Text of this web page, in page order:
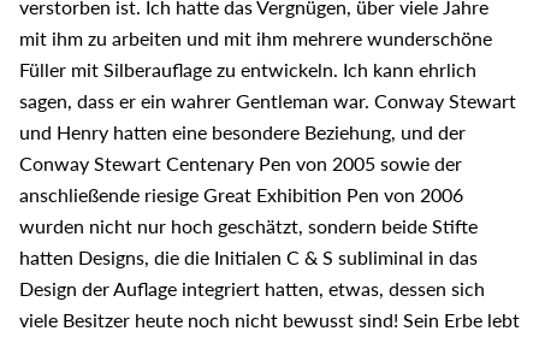
verstorben ist. Ich hatte das Vergnügen, über viele Jahre
mit ihm zu arbeiten und mit ihm mehrere wunderschöne
Füller mit Silberauflage zu entwickeln. Ich kann ehrlich
sagen, dass er ein wahrer Gentleman war. Conway Stewart
und Henry hatten eine besondere Beziehung, und der
Conway Stewart Centenary Pen von 2005 sowie der
anschließende riesige Great Exhibition Pen von 2006
wurden nicht nur hoch geschätzt, sondern beide Stifte
hatten Designs, die die Initialen C & S subliminal in das
Design der Auflage integriert hatten, etwas, dessen sich
viele Besitzer heute noch nicht bewusst sind! Sein Erbe lebt